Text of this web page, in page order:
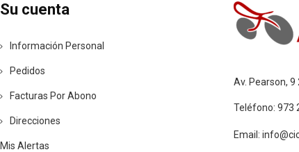
Su cuenta
Información Personal
Pedidos
Facturas Por Abono
Direcciones
Mis Alertas
Av. Pearson, 9
Teléfono: 973
Email: